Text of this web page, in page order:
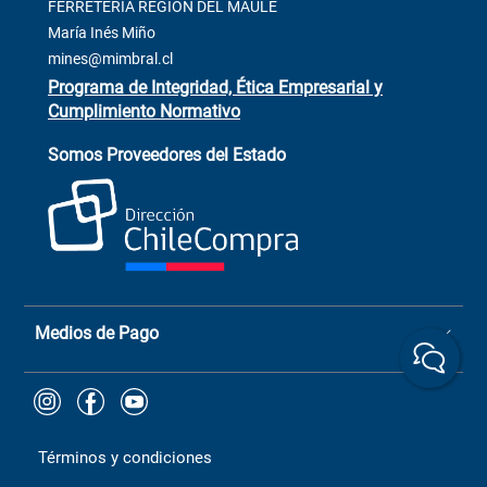
Contacto
Venta Terreno
Trabaja con Nosotros
+56 9 6779 0465
+(73) 256
ChileCompras
+56 9 9888 9549
FERRETERÍA REGIÓN DEL MAULE
María Inés Miño
mines@mimbral.cl
Programa de Integridad, Ética Empresarial y
Cumplimiento Normativo
Somos Proveedores del Estado
Medios de Pago
Términos y condiciones